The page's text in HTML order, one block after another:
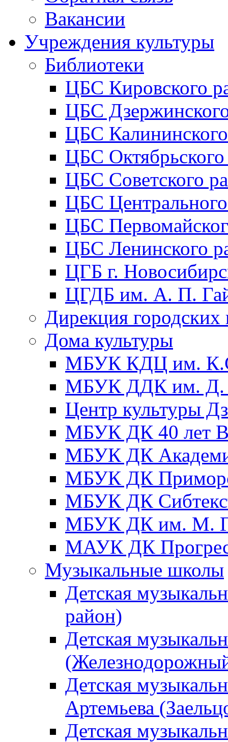
Вакансии
Учреждения культуры
Библиотеки
ЦБС Кировского
ЦБС
ЦБС
ЦБС
ЦБС Советского
ЦБС
ЦБС
ЦБС Ленинского
ЦГБ г.
ЦГДБ им. А. П.
Дирекция городских
Дома культуры
МБУК КДЦ им.
МБУК ДДК им. Д.
Центр культуры
МБУК ДК 40 лет
МБУК ДК
МБУК ДК
МБУК ДК
МБУК ДК им. М.
МАУК ДК
Музыкальные школы
Детская
район)
Детская
Детская
Артемьева
Детская